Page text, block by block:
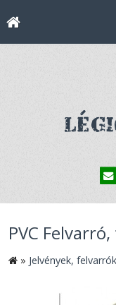
PVC
» Jelvények, felvarrók